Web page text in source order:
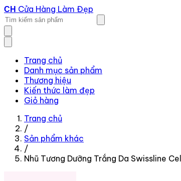
CH Cửa Hàng Làm Đẹp
Trang chủ
Danh mục sản phẩm
Thương hiệu
Kiến thức làm đẹp
Giỏ hàng
Trang chủ
/
Sản phẩm khác
/
Nhũ Tương Dưỡng Trắng Da Swissline